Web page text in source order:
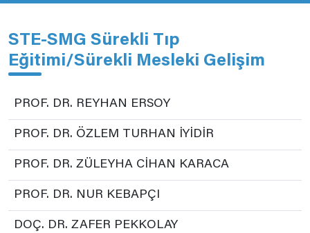
STE-SMG Sürekli Tıp
Eğitimi/Sürekli Mesleki Gelişim
PROF. DR. REYHAN ERSOY
PROF. DR. ÖZLEM TURHAN İYİDİR
PROF. DR. ZÜLEYHA CİHAN KARACA
PROF. DR. NUR KEBAPÇI
DOÇ. DR. ZAFER PEKKOLAY